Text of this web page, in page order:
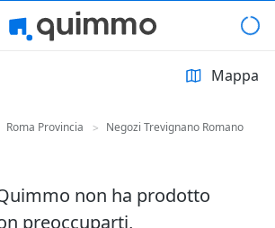
Mappa
Roma Provincia > Negozi Trevignano Romano
non ha prodotto
preoccuparti,